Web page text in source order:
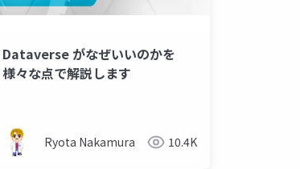
Dataverse がなぜいいのかを
様々な点で解説します
Ryota Nakamura 10.4K